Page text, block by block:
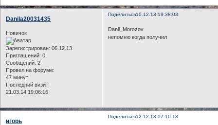
Поделиться10.12.13 19:38:03
Danila20031435
Новичок
Зарегистрирован: 06.12.13
Приглашений: 0
Сообщений: 2
Провел на форуме:
47 минут
Последний визит:
21.03.14 19:06:16
Danil_Morozov
непомню когда получил
Поделиться12.12.13 07:10:13
игорь